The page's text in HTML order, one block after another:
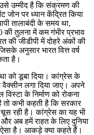
उम्मीद है कि संक्रमण की
जोन पर ध्यान केंद्रित किया
तालाबंदी के समय था,
की तुलना में कम गंभीर प्रभाव
की जीडीपी में दोहरे अंकों की
अनुसार भारत वित्त वर्ष
है।
को डूबा दिया। कांग्रेस के
लगा दिया जाए। अपने
के निर्माण को रोकना
तो कभी कहती है कि सरकार
रही है। कांग्रेस का यह भी
और अब हमें राहत के लिए दुनिया
ऐसा है। आकड़े क्या कहते हैं।